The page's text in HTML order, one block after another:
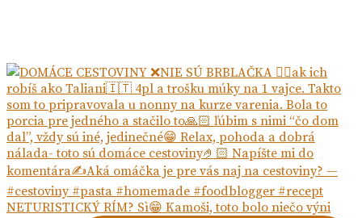
NETURISTICKÝ RÍM? Sì😁 Kamoši, toto bolo niečo výni